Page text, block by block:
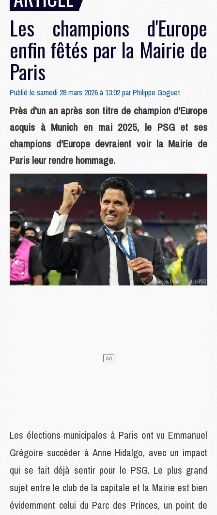
Les champions d'Europe
enfin fêtés par la Mairie de
Paris
Publié le samedi 28 mars 2026 à 13:02 parPhilippe Goguet
Près d'un an après son titre de champion d'Europe
acquis à Munich en mai 2025, le PSG et ses
champions d'Europe devraient voir la Mairie de
Paris leur rendre hommage.
Les élections municipales à Paris ont vu Emmanuel
Grégoire succéder à Anne Hidalgo, avec un impact
qui se fait déjà sentir pour le PSG. Le plus grand
sujet entre le club de la capitale et la Mairie est bien
évidemment celui du Parc des Princes, un point de